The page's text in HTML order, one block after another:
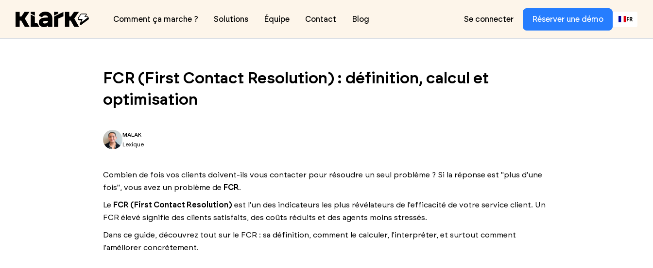
Comment ça marche ? Solutions Équipe Contact Blog Se connecter Réserver une démo FR
FCR (First Contact Resolution) : définition, calcul et
optimisation
MALAK
Lexique
Combien de fois vos clients doivent-ils vous contacter pour résoudre un seul problème ? Si la réponse est "plus d'une
fois", vous avez un problème de FCR.
Le FCR (First Contact Resolution) est l'un des indicateurs les plus révélateurs de l'efficacité de votre service client. Un
FCR élevé signifie des clients satisfaits, des coûts réduits et des agents moins stressés.
Dans ce guide, découvrez tout sur le FCR : sa définition, comment le calculer, l'interpréter, et surtout comment
l'améliorer concrètement.